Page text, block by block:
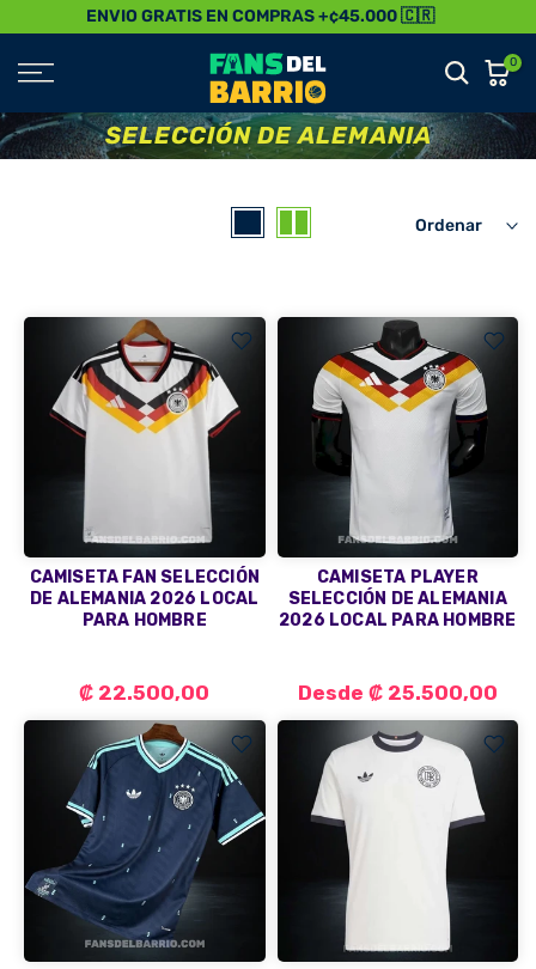
Contenido
ENVIO GRATIS EN COMPRAS +¢45.000 🇨🇷
0
SELECCIÓN DE ALEMANIA
Ordenar
CAMISETA FAN SELECCIÓN
DE ALEMANIA 2026 LOCAL
PARA HOMBRE
₡ 22.500,00
CAMISETA PLAYER
SELECCIÓN DE ALEMANIA
2026 LOCAL PARA HOMBRE
Desde ₡ 25.500,00